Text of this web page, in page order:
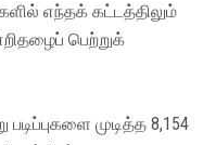
எந்தக் கட்டத்திலும்
பெற்றுக்
முடித்த 8,154